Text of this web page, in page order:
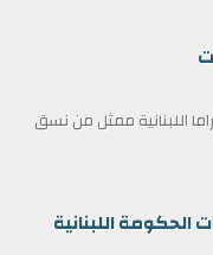
اللبنانية ممثل من نسق
اللبنانية